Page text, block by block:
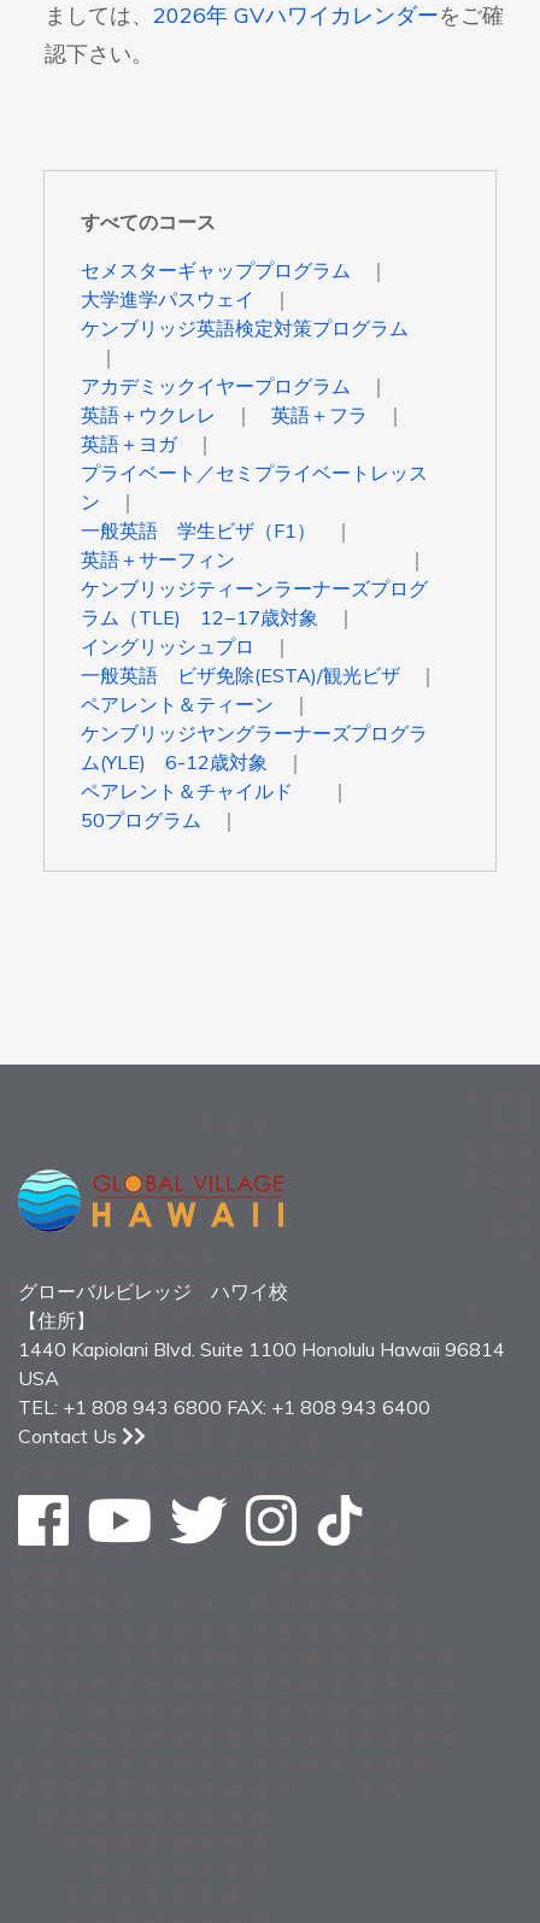
ましては、 2026年 GVハワイカレンダーをご確
認下さい。
すべてのコース
セメスターギャッププログラム
大学進学パスウェイ
ケンブリッジ英語検定対策プログラム
アカデミックイヤープログラム
英語＋ウクレレ
英語＋フラ
英語＋ヨガ
プライベート／セミプライベートレッス
ン
一般英語 学生ビザ（F1）
英語＋サーフィン
ケンブリッジティーンラーナーズプログ
ラム（TLE) 12−17歳対象
イングリッシュプロ
一般英語 ビザ免除(ESTA)/観光ビザ
ペアレント＆ティーン
ケンブリッジヤングラーナーズプログラ
ム(YLE) 6-12歳対象
ペアレント＆チャイルド
50プログラム
グローバルビレッジ ハワイ校
【住所】
1440 Kapiolani Blvd. Suite 1100 Honolulu Hawaii 96814
USA
TEL: +1 808 943 6800 FAX: +1 808 943 6400
Contact Us